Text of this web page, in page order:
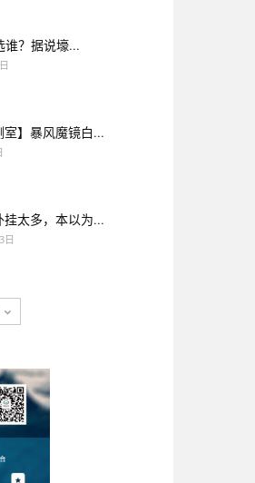
谁？据说壕...
室】暴风魔镜白...
挂太多，本以为...
日